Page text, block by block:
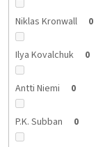
Niklas Kronwall 0
Ilya Kovalchuk 0
Antti Niemi 0
P.K. Subban 0